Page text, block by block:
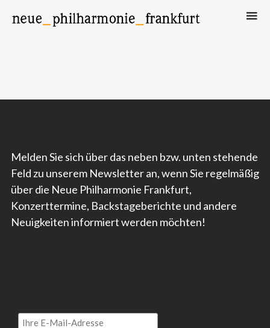
Melden Sie sich über das neben bzw. unten stehende
Feld zu unserem Newsletter an, wenn Sie regelmäßig
über die Neue Philharmonie Frankfurt,
Konzerttermine, Backstageberichte und andere
Neuigkeiten informiert werden möchten!